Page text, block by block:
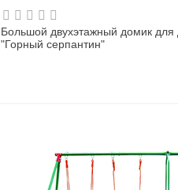
Большой двухэтажный домик для
"Горный серпантин"